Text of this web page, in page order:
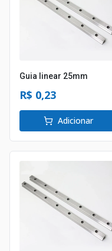
Guia linear 25mm
R$ 0,23
Adicionar